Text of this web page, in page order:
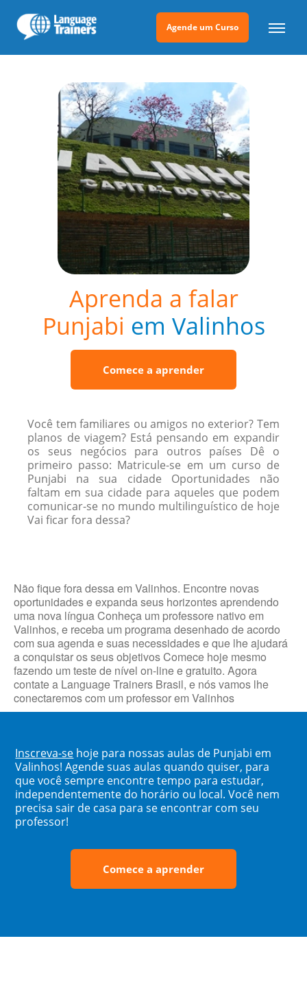
Agende um Curso
Aprenda a falar
Punjabi em Valinhos
Comece a aprender
Você tem familiares ou amigos no exterior? Tem
planos de viagem? Está pensando em expandir
os seus negócios para outros países Dê o
primeiro passo: Matricule-se em um curso de
Punjabi na sua cidade Oportunidades não
faltam em sua cidade para aqueles que podem
comunicar-se no mundo multilinguístico de hoje
Vai ficar fora dessa?
Não fique fora dessa em Valinhos. Encontre novas
oportunidades e expanda seus horizontes aprendendo
uma nova língua Conheça um professore nativo em
Valinhos, e receba um programa desenhado de acordo
com sua agenda e suas necessidades e que lhe ajudará
a conquistar os seus objetivos Comece hoje mesmo
fazendo um teste de nível on-line e gratuito. Agora
contate a Language Trainers Brasil, e nós vamos lhe
conectaremos com um professor em Valinhos
Inscreva-se hoje para nossas aulas de Punjabi em
Valinhos! Agende suas aulas quando quiser, para
que você sempre encontre tempo para estudar,
independentemente do horário ou local. Você nem
precisa sair de casa para se encontrar com seu
professor!
Comece a aprender